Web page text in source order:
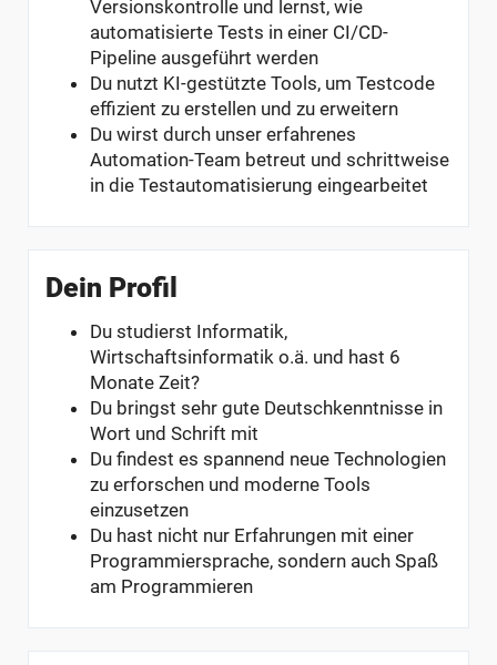
Versionskontrolle und lernst, wie
automatisierte Tests in einer CI/CD-
Pipeline ausgeführt werden
Du nutzt KI-gestützte Tools, um Testcode
effizient zu erstellen und zu erweitern
Du wirst durch unser erfahrenes
Automation-Team betreut und schrittweise
in die Testautomatisierung eingearbeitet
Dein Profil
Du studierst Informatik,
Wirtschaftsinformatik o.ä. und hast 6
Monate Zeit?
Du bringst sehr gute Deutschkenntnisse in
Wort und Schrift mit
Du findest es spannend neue Technologien
zu erforschen und moderne Tools
einzusetzen
Du hast nicht nur Erfahrungen mit einer
Programmiersprache, sondern auch Spaß
am Programmieren